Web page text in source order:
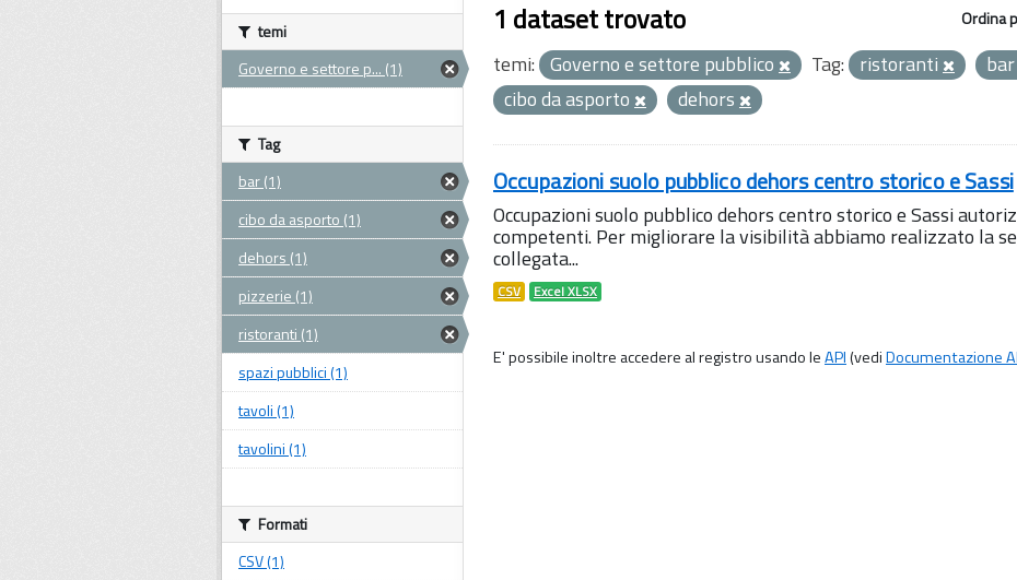
Ordina
1 dataset trovato
temi: Governo e settore pubblico Tag: ristoranti bar
cibo da asporto
dehors
Occupazioni suolo pubblico dehors centro storico e Sassi
Occupazioni suolo pubblico dehors centro storico e Sassi
competenti. Per migliorare la visibilità abbiamo realizzato la
collegata...
CSV Excel XLSX
E' possibile inoltre accedere al registro usando leAPI(vediDocumentazione
temi
Governo e settore p... (1)
Tag
bar (1)
cibo da asporto (1)
dehors (1)
pizzerie (1)
ristoranti (1)
spazi pubblici (1)
tavoli (1)
tavolini (1)
Formati
CSV (1)